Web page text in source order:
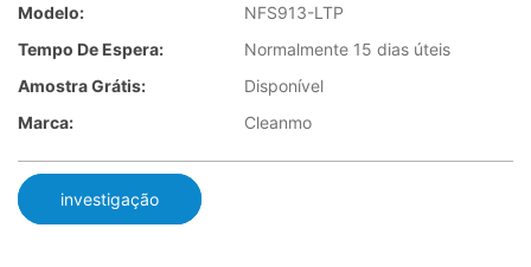
Modelo:
NFS913-LTP
Tempo De Espera:
Normalmente 15 dias úteis
Amostra Grátis:
Disponível
Marca:
Cleanmo
investigação